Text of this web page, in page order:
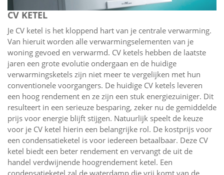
CV KETEL
Je CV ketel is het kloppend hart van je centrale verwarming.
Van hieruit worden alle verwarmingselementen van je
woning gevoed en verwarmd. CV ketels hebben de laatste
jaren een grote evolutie ondergaan en de huidige
verwarmingsketels zijn niet meer te vergelijken met hun
conventionele voorgangers. De huidige CV ketels leveren
een hoog rendement en ze zijn een stuk energiezuiniger. Dit
resulteert in een serieuze besparing, zeker nu de gemiddelde
prijs voor energie blijft stijgen. Natuurlijk speelt de keuze
voor je CV ketel hierin een belangrijke rol. De kostprijs voor
een condensatieketel is voor iedereen betaalbaar. Deze CV
ketel biedt een beter rendement en vervangt de uit de
handel verdwijnende hoogrendement ketel. Een